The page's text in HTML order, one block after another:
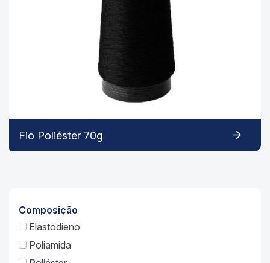
Fio Poliéster 70g
Composição
Elastodieno
Poliamida